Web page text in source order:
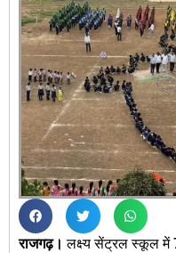
राजगढ़। लक्ष्य सेंट्रल स्कूल में